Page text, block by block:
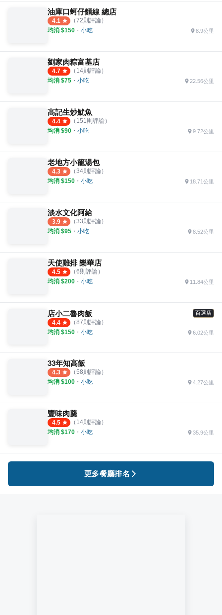
油庫口蚵仔麵線 總店
4.1 （72則評論）
均消 $150 ・ 小吃 8.9公里
劉家肉粽富基店
4.7 （ 14則評論）
均消 $75 ・ 小吃 22.56公里
高記生炒魷魚
4.4 （ 151則評論）
均消 $90 ・ 小吃 9.72公里
老地方小籠湯包
4.3 （34則評論）
均消 $150 ・ 小吃 18.71公里
淡水文化阿給
3.9 （33則評論）
均消 $95 ・ 小吃 8.52公里
天使雞排 樂華店
4.5 （6則評論）
均消 $200 ・ 小吃 11.84公里
店小二魯肉飯 百選店
4.4 （87則評論）
均消 $150 ・ 小吃 6.02公里
33年知高飯
4.3 （58則評論）
均消 $100 ・ 小吃 4.27公里
豐味肉羹
4.5 （ 14則評論）
均消 $170 ・ 小吃 35.9公里
更多餐廳排名